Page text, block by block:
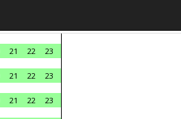
21 22
23
21 22
23
21 22
23